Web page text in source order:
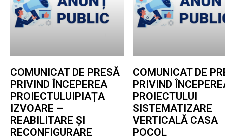
COMUNICAT DE PRESĂ
PRIVIND ÎNCEPEREA
PROIECTULUIPIAȚA
IZVOARE –
REABILITARE ȘI
RECONFIGURARE
COMUNICAT DE
PRIVIND
PROIECTULUI
SISTEMATIZARE
VERTICALĂ CASA
POCOL